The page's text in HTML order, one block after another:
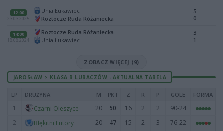
12:00
23.03.2025
Unia Łukawiec
Roztocze Ruda Różaniecka
5
0
14:00
18.08.2024
Roztocze Ruda Różaniecka
Unia Łukawiec
3
1
ZOBACZ WIĘCEJ (9)
JAROSŁAW > KLASA B LUBACZÓW - AKTUALNA TABELA
LP DRUŻYNA M PKT Z R P GOLE FORMA
1 Czarni Oleszyce 20 50 16 2 2
90-24
2
Błękitni Futory 20 47 15 2 3
76-22